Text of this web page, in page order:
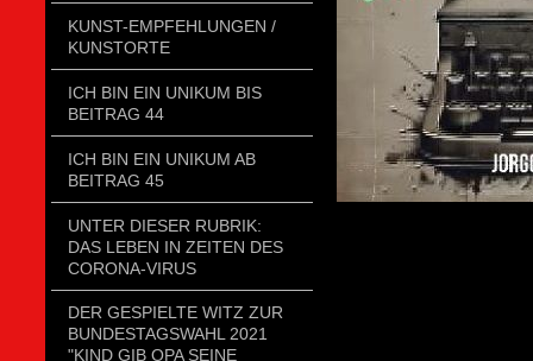
KUNST-EMPFEHLUNGEN /
KUNSTORTE
ICH BIN EIN UNIKUM BIS
BEITRAG 44
ICH BIN EIN UNIKUM AB
BEITRAG 45
UNTER DIESER RUBRIK:
DAS LEBEN IN ZEITEN DES
CORONA-VIRUS
DER GESPIELTE WITZ ZUR
BUNDESTAGSWAHL 2021
"KIND GIB OPA SEINE